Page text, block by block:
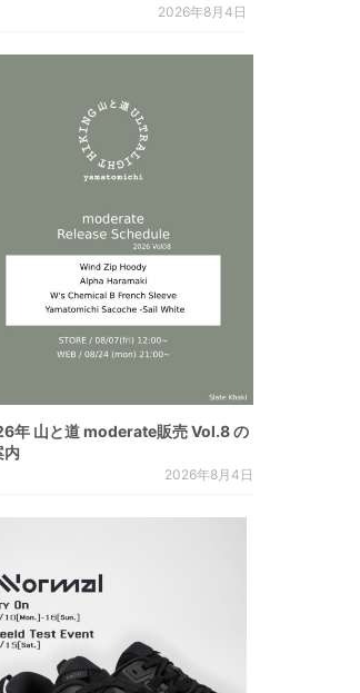
2026年8月4日
年 山と道 moderate販売 Vol.8 の
内
2026年8月4日